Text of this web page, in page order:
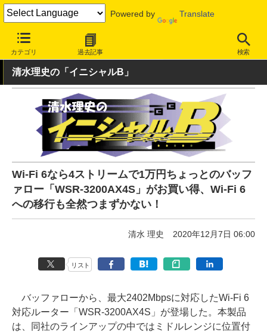
Powered by Translate
カテゴリ 過去記事 検索
INTERNET Watch トピック
清水理史の「イニシャルB」
Wi-Fi 6なら4ストリームで1万円ちょっとのバッフ
ァロー「WSR-3200AX4S」がお買い得、Wi-Fi 6
への移行も全然つまずかない！
清水 理史 2020年12月7日 06:00
リスト
バッファローから、最大2402Mbpsに対応したWi-Fi 6
対応ルーター「WSR-3200AX4S」が登場した。本製品
は、同社のラインアップの中ではミドルレンジに位置付